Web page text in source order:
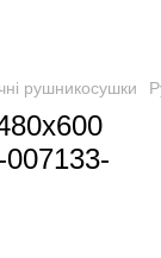
рушникосушки